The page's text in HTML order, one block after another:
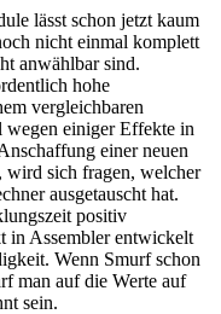
lässt schon jetzt kaum
nicht einmal komplett
anwählbar sind.
hohe
vergleichbaren
wegen einiger Effekte in
einer neuen
wird sich fragen, welcher
ausgetauscht hat.
positiv
in Assembler entwickelt
Wenn Smurf schon
man auf die Werte auf
sein.